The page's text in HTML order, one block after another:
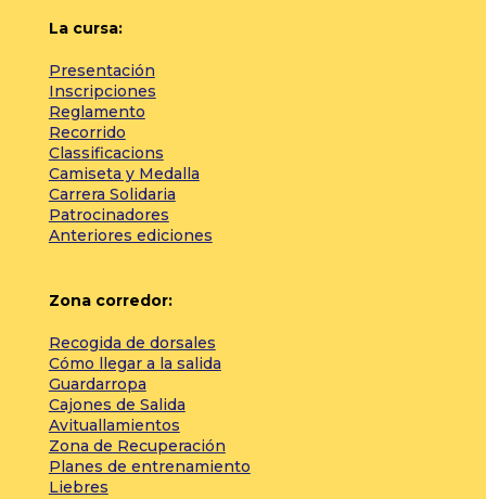
La cursa:
Presentación
Inscripciones
Reglamento
Recorrido
Classificacions
Camiseta y Medalla
Carrera Solidaria
Patrocinadores
Anteriores ediciones
Zona corredor:
Recogida de dorsales
Cómo llegar a la salida
Guardarropa
Cajones de Salida
Avituallamientos
Zona de Recuperación
Planes de entrenamiento
Liebres